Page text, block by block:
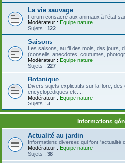
La vie sauvage
Forum consacré aux animaux à l'état
Modérateur : Equipe nature
Sujets : 122
Saisons
Les saisons, au fil des mois, des jours,
(conseils, anecdotes, coutumes,
Modérateur : Equipe nature
Sujets : 227
Botanique
Divers sujets explicatifs sur la flore, des
encyclopédiques etc....
Modérateur : Equipe nature
Sujets : 3
Informations
Actualité au jardin
Informations diverses qui font l'actualité
Modérateur : Equipe nature
Sujets : 38